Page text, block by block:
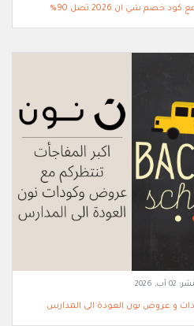
شي ان 2026 تصل 90%
02 آب, 2026
و عروض نون العودة الى المدارس